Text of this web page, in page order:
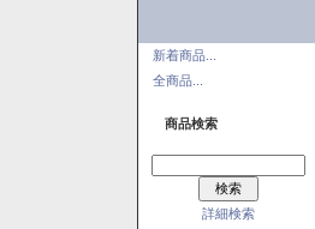
新着商品...
全商品...
商品検索
詳細検索